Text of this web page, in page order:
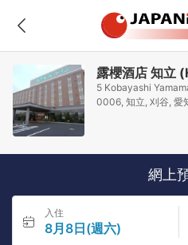
露櫻酒店 知立
5 Kobayashi
0006, 知立, 刈谷,
網上
入住
8月8日(週六)